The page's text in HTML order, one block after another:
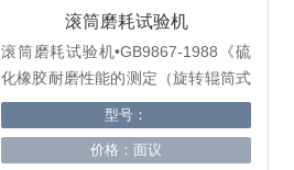
滚筒磨耗试验机
滚筒磨耗试验机•GB9867-1988《硫
化橡胶耐磨性能的测定（旋转辊筒式
磨耗机法）》，DIN ISO4649-2006
硫化或热塑性橡胶滚筒法耐磨损测定
及DIN—53516-1987生橡胶和弹性体
型号：
价格：面议